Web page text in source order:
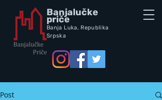
Banjalučke
priče
Banja Luka, Republika
Srpska
Post